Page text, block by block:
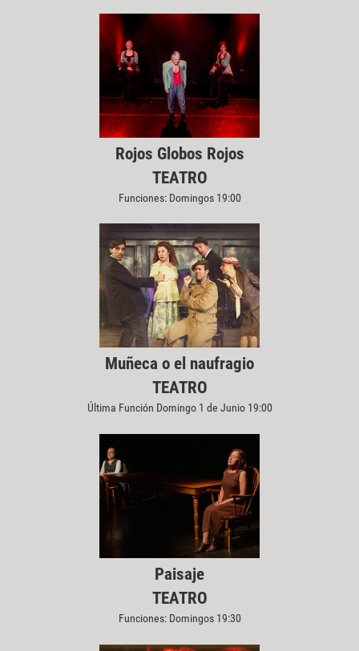
Rojos Globos Rojos
TEATRO
Funciones: Domingos 19:00
Muñeca o el naufragio
TEATRO
Última Función Domingo 1 de Junio 19:00
Paisaje
TEATRO
Funciones: Domingos 19:30